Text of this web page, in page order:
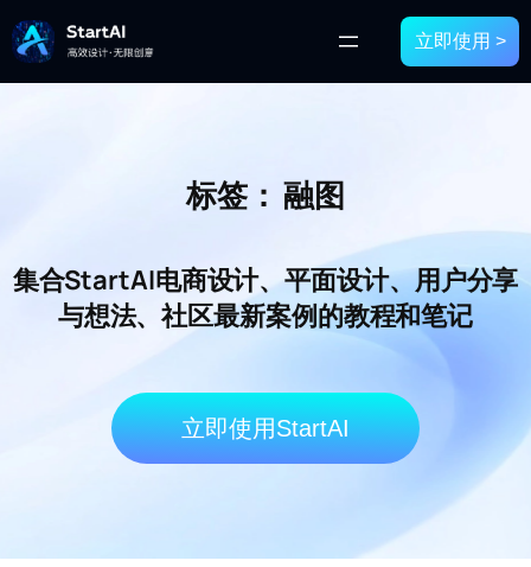
立即使用 >
标签：融图
集合StartAI电商设计、平面设计、用户分享
与想法、社区最新案例的教程和笔记
立即使用StartAI